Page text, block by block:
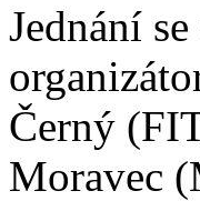
Jednání
Černý
Moravec